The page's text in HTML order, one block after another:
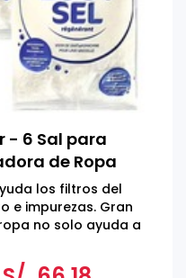
- 6 Sal para
de Ropa
los filtros del
e impurezas. Gran
no solo ayuda a